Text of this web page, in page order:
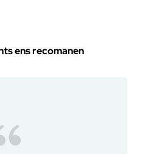
ens recomanen